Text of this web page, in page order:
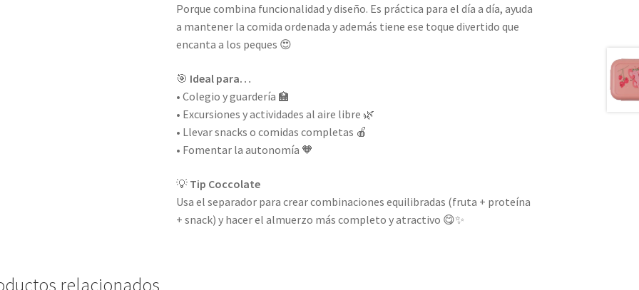
Porque combina funcionalidad y diseño. Es práctica para el día a día, ayuda
a mantener la comida ordenada y además tiene ese toque divertido que
encanta a los peques 😍
🎯 Ideal para…
• Colegio y guardería 🏫
• Excursiones y actividades al aire libre 🌿
• Llevar snacks o comidas completas 🍎
• Fomentar la autonomía 🧡
💡 Tip Coccolate
Usa el separador para crear combinaciones equilibradas (fruta + proteína
+ snack) y hacer el almuerzo más completo y atractivo 😋✨
relacionados